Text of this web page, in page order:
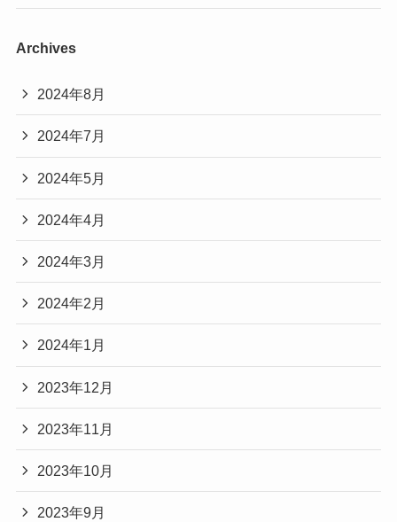
Archives
2024年8月
2024年7月
2024年5月
2024年4月
2024年3月
2024年2月
2024年1月
2023年12月
2023年11月
2023年10月
2023年9月